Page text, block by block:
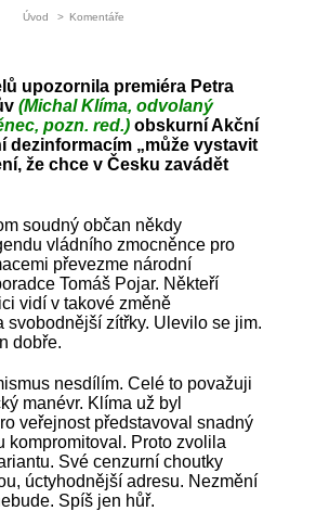
Úvod > Komentáře
upozornila premiéra Petra
(Michal Klíma, odvolaný
pozn. red.) obskurní Akční
dezinformacím „může vystavit
že chce v Česku zavádět
soudný občan někdy
vládního zmocněnce pro
převezme národní
Tomáš Pojar. Někteří
vidí v takové změně
svobodnější zítřky. Ulevilo se jim.
dobře.
nesdílím. Celé to považuji
manévr. Klíma už byl
veřejnost představoval snadný
kompromitoval. Proto zvolila
Své cenzurní choutky
úctyhodnější adresu. Nezmění
Spíš jen hůř.